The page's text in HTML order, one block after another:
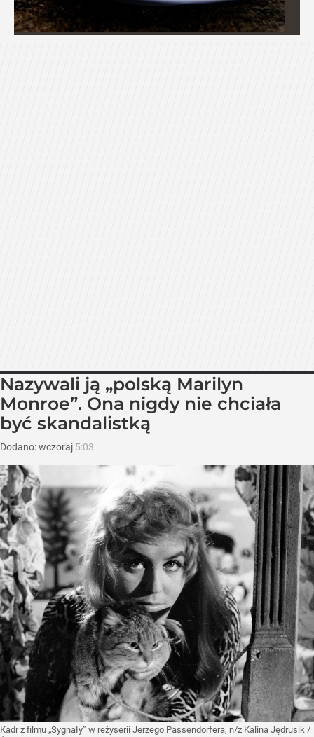
Nazywali ją „polską Marilyn
Monroe”. Ona nigdy nie chciała
być skandalistką
Dodano:wczoraj 5:03
Kadr z filmu „Sygnały” w reżyserii Jerzego Passendorfera, n/z Kalina Jędrusik /